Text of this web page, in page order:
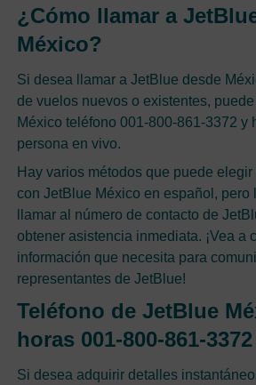
¿Cómo llamar a
México?
Si desea llamar a JetBlue desde
de vuelos nuevos o existentes,
México teléfono 001-800-861-3372 y
persona en vivo.
Hay varios métodos que puede
con JetBlue México en español, pero
llamar al número de contacto de
obtener asistencia inmediata. ¡Vea a
información que necesita para
representantes de JetBlue!
Teléfono de JetBlue
horas 001-800-861-3372
Si desea adquirir detalles